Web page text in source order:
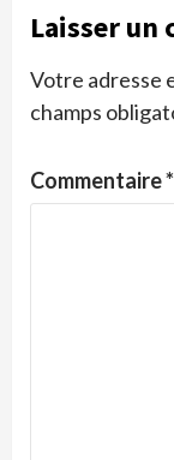
Laisser un
Votre adresse
champs
Commentaire*